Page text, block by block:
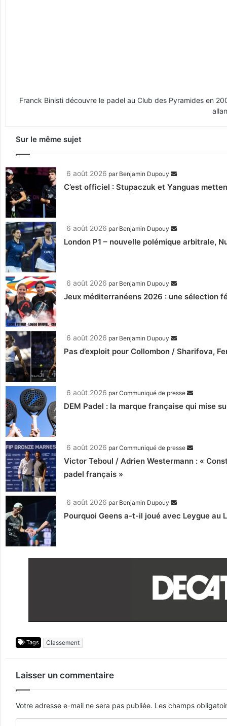
Franck Binisti découvre le padel au Club des Pyramides en
Sur le même sujet
6 août 2026 par Benjamin Dupouy
C’est officiel : Stupaczuk et Yanguas
6 août 2026 par Benjamin Dupouy
London P1 – nouvelle polémique arbitrale,
6 août 2026 par Benjamin Dupouy
Jeux méditerranéens 2026 : une sélection
6 août 2026 par Benjamin Dupouy
Pas d’exploit pour Collombon / Sharifova,
6 août 2026 parCommuniqué de presse
DEM Padel : la marque française qui mise
6 août 2026 parCommuniqué de presse
Victor Teboul / Adrien Westermann : «
padel français »
6 août 2026 par Benjamin Dupouy
Pourquoi Geens a-t-il joué avec Leygue au
Tags Classement
Laisser un commentaire
Votre adresse e-mail ne sera pas publiée. Les champs